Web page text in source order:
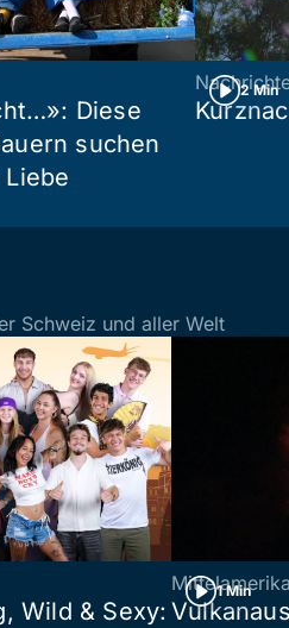
Diese
suchen
2 Min
Schweiz und aller Welt
Wild & Sexy:
1 Min